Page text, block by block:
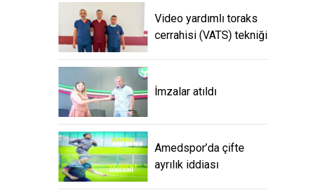
Video yardımlı toraks
cerrahisi (VATS) tekniği
İmzalar atıldı
Amedspor’da çifte
ayrılık iddiası